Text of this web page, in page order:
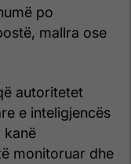
po
mallra ose
autoritetet
e inteligjencës
kanë
monitoruar dhe